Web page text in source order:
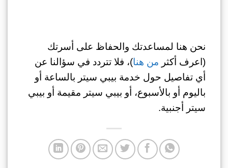
نحن هنا لمساعدتك والحفاظ على أسرتك
(اعرف أكثر من هنا)، فلا تتردد في سؤالنا عن
أي تفاصيل حول خدمة بيبي سيتر بالساعة أو
باليوم أو بالأسبوع، أو بيبي سيتر مقيمة أو بيبي
سيتر أجنبية.